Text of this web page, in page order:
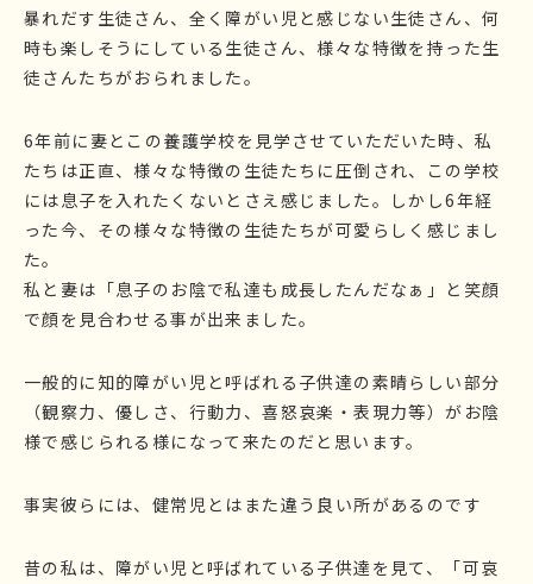
暴れだす生徒さん、全く障がい児と感じない生徒さん、何
時も楽しそうにしている生徒さん、様々な特徴を持った生
徒さんたちがおられました。
6年前に妻とこの養護学校を見学させていただいた時、私
たちは正直、様々な特徴の生徒たちに圧倒され、この学校
には息子を入れたくないとさえ感じました。しかし6年経
った今、その様々な特徴の生徒たちが可愛らしく感じまし
た。
私と妻は「息子のお陰で私達も成長したんだなぁ」と笑顔
で顔を見合わせる事が出来ました。
一般的に知的障がい児と呼ばれる子供達の素晴らしい部分
（観察力、優しさ、行動力、喜怒哀楽・表現力等）がお陰
様で感じられる様になって来たのだと思います。
事実彼らには、健常児とはまた違う良い所があるのです
昔の私は、障がい児と呼ばれている子供達を見て、「可哀